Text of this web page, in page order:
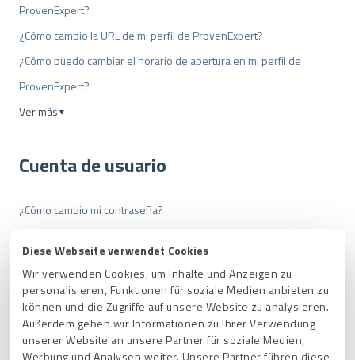
Diese Webseite verwendet Cookies
Wir verwenden Cookies, um Inhalte und Anzeigen zu
personalisieren, Funktionen für soziale Medien anbieten zu
können und die Zugriffe auf unsere Website zu analysieren.
Außerdem geben wir Informationen zu Ihrer Verwendung
unserer Website an unsere Partner für soziale Medien,
Werbung und Analysen weiter. Unsere Partner führen diese
ProvenExpert?
¿Cómo cambio la URL de mi perfil de ProvenExpert?
¿Cómo puedo cambiar el horario de apertura en mi perfil de
ProvenExpert?
Ver más ▼
Cuenta de usuario
¿Cómo cambio mi contraseña?
ProvenExpert?
¿Cómo elimino mi cuenta de usuario de ProvenExpert?
¿Se puede crear un segundo acceso a la cuenta de ProvenExpert
para otra persona?